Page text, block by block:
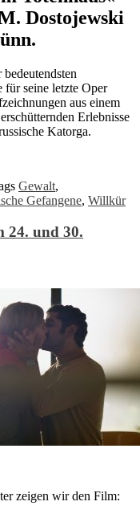
Dostojewski
für seine letzte Oper
aus einem
Erlebnisse
Katorga.
Gewalt,
Gefangene, Willkür
24. und 30.
zeigen wir den Film: